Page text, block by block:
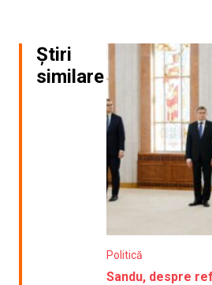
Știri
similare
Politică
Sandu, despre